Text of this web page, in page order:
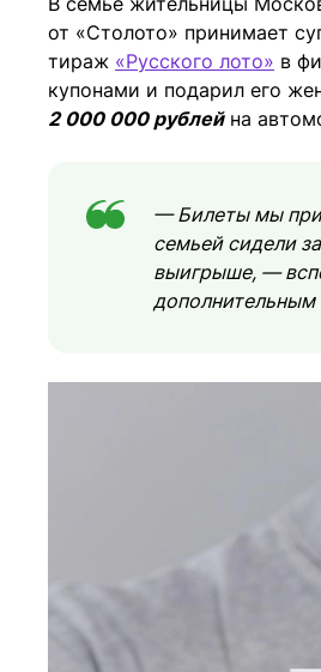
от «Столото» принимает
тираж «Русского лото» в
купонами и подарил его
2 000 000 рублейна
— Билеты мы
семьей сидели
выигрыше, —